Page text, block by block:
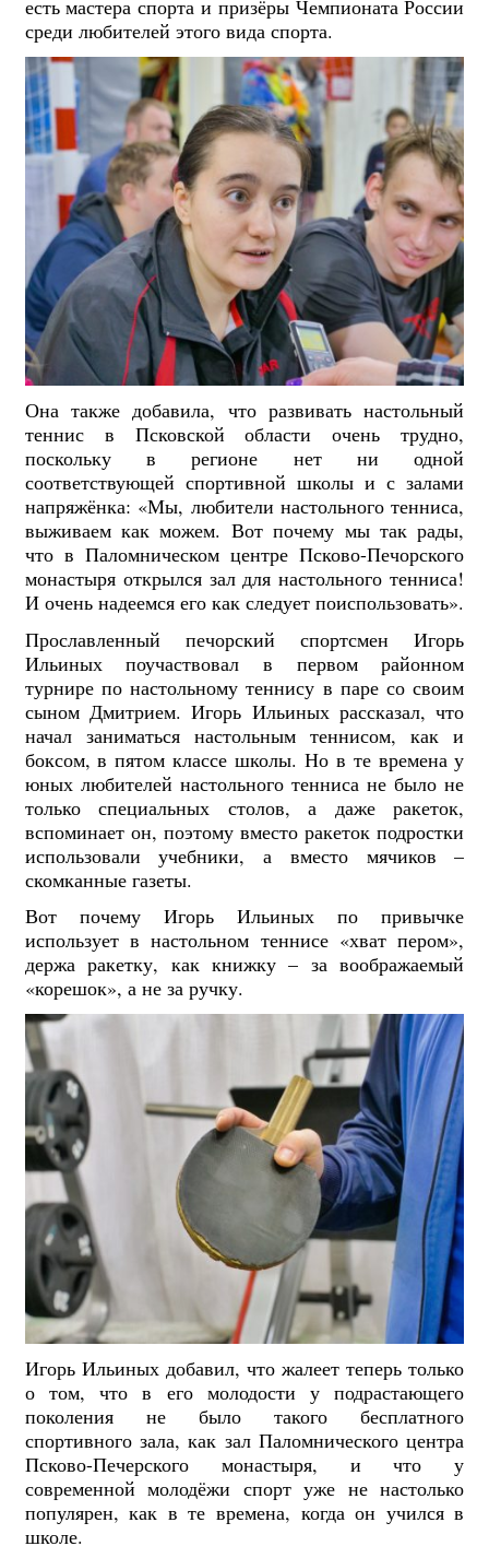
есть мастера спорта и призёры Чемпионата России
среди любителей этого вида спорта.
Она также добавила, что развивать настольный
теннис в Псковской области очень трудно,
поскольку в регионе нет ни одной
соответствующей спортивной школы и с залами
напряжёнка: «Мы, любители настольного тенниса,
выживаем как можем. Вот почему мы так рады,
что в Паломническом центре Псково-Печорского
монастыря открылся зал для настольного тенниса!
И очень надеемся его как следует поиспользовать».
Прославленный печорский спортсмен Игорь
Ильиных поучаствовал в первом районном
турнире по настольному теннису в паре со своим
сыном Дмитрием. Игорь Ильиных рассказал, что
начал заниматься настольным теннисом, как и
боксом, в пятом классе школы. Но в те времена у
юных любителей настольного тенниса не было не
только специальных столов, а даже ракеток,
вспоминает он, поэтому вместо ракеток подростки
использовали учебники, а вместо мячиков –
скомканные газеты.
Вот почему Игорь Ильиных по привычке
использует в настольном теннисе «хват пером»,
держа ракетку, как книжку – за воображаемый
«корешок», а не за ручку.
Игорь Ильиных добавил, что жалеет теперь только
о том, что в его молодости у подрастающего
поколения не было такого бесплатного
спортивного зала, как зал Паломнического центра
Псково-Печерского монастыря, и что у
современной молодёжи спорт уже не настолько
популярен, как в те времена, когда он учился в
школе.